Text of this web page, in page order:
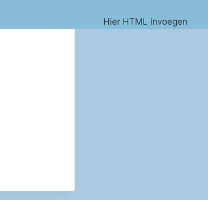
Hier HTML invoegen